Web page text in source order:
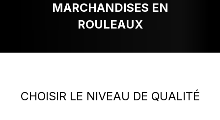
MARCHANDISES EN
ROULEAUX
CHOISIR LE NIVEAU DE QUALITÉ